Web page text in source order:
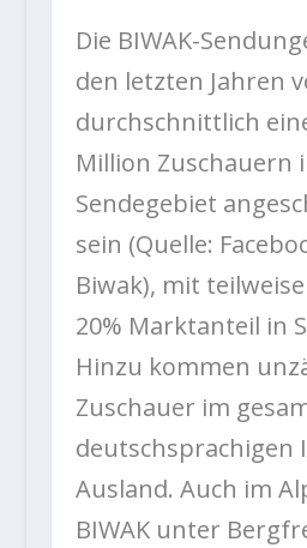
Die BIWAK-
den letzten Jahren
durchschnittlich
Million Zuschauern
Sendegebiet
sein (Quelle:
Biwak), mit
20% Marktanteil in
Hinzu kommen
Zuschauer im
deutschsprachigen
Ausland. Auch im
BIWAK unter